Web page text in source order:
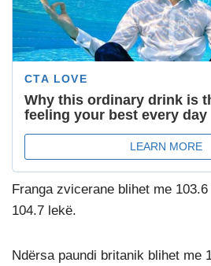
Franga zvicerane blihet me
104.7 lekë.
Ndërsa paundi britanik blihet me